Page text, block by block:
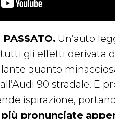
Un’auto
gli effetti derivata
quanto
90 stradale. E
ispirazione,
pronunciate